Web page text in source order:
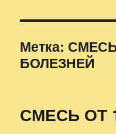
Метка:
БОЛЕЗНЕЙ
СМЕСЬ ОТ